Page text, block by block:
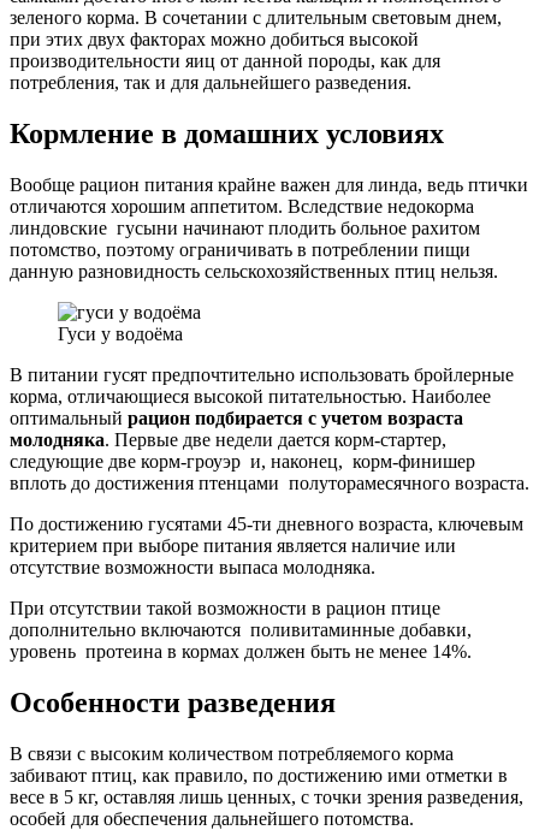
зеленого корма. В сочетании с длительным световым днем,
при этих двух факторах можно добиться высокой
производительности яиц от данной породы, как для
потребления, так и для дальнейшего разведения.
Кормление в домашних условиях
Вообще рацион питания крайне важен для линда, ведь птички
отличаются хорошим аппетитом. Вследствие недокорма
линдовские гусыни начинают плодить больное рахитом
потомство, поэтому ограничивать в потреблении пищи
данную разновидность сельскохозяйственных птиц нельзя.
Гуси у водоёма
В питании гусят предпочтительно использовать бройлерные
корма, отличающиеся высокой питательностью. Наиболее
оптимальный рацион подбирается с учетом возраста
молодняка. Первые две недели дается корм-стартер,
следующие две корм-гроуэр и, наконец, корм-финишер
вплоть до достижения птенцами полуторамесячного возраста.
По достижению гусятами 45-ти дневного возраста, ключевым
критерием при выборе питания является наличие или
отсутствие возможности выпаса молодняка.
При отсутствии такой возможности в рацион птице
дополнительно включаются поливитаминные добавки,
уровень протеина в кормах должен быть не менее 14%.
Особенности разведения
В связи с высоким количеством потребляемого корма
забивают птиц, как правило, по достижению ими отметки в
весе в 5 кг, оставляя лишь ценных, с точки зрения разведения,
особей для обеспечения дальнейшего потомства.